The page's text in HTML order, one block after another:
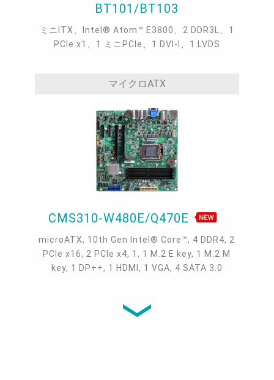
BT101/BT103
ミニITX、Intel® Atom™ E3800、2 DDR3L、1
PCIe x1、1 ミニPCIe、1 DVI-I、1 LVDS
マイクロATX
CMS310-W480E/Q470E
microATX, 10th Gen Intel® Core™, 4 DDR4, 2
PCIe x16, 2 PCIe x4, 1, 1 M.2 E key, 1 M.2 M
key, 1 DP++, 1 HDMI, 1 VGA, 4 SATA 3.0